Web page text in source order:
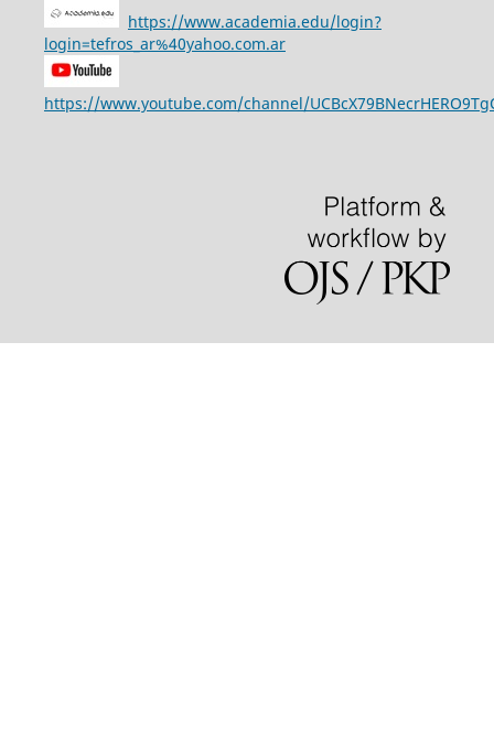
https://www.academia.edu/login?
login=tefros_ar%40yahoo.com.ar
https://www.youtube.com/channel/